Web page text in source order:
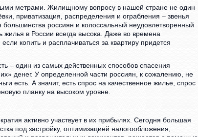
метрами. Жилищному вопросу в нашей стране не один
приватизация, распределения и ограбления – звенья
россиян и колоссальный неудовлетворенный
жилья в России всегда высока. Даже во времена
копить и расплачиваться за квартиру придется
– один из самых действенных способов спасения
денег. У определенной части россиян, к сожалению, не
есть. А значит, есть спрос на качественное жилье, спрос
планку на высоком уровне.
активно участвует в их прибылях. Сегодня большая
под застройку, оптимизацией налогообложения,